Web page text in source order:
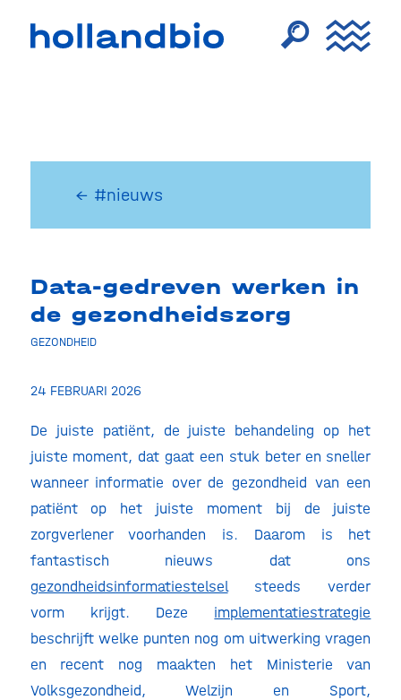
← #nieuws
Data-gedreven werken in
de gezondheidszorg
GEZONDHEID
24 FEBRUARI 2026
De juiste patiënt, de juiste behandeling op het
juiste moment, dat gaat een stuk beter en sneller
wanneer informatie over de gezondheid van een
patiënt op het juiste moment bij de juiste
zorgverlener voorhanden is. Daarom is het
fantastisch nieuws dat ons
gezondheidsinformatiestelselsteeds verder
vorm krijgt. Deze implementatiestrategie
beschrijft welke punten nog om uitwerking vragen
en recent nog maakten het Ministerie van
Volksgezondheid, Welzijn en Sport,